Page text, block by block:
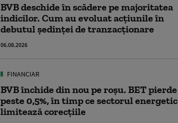
BVB deschide în scădere pe majoritatea
indicilor. Cum au evoluat acțiunile în
debutul ședinței de tranzacționare
06.08.2026
FINANCIAR
BVB închide din nou pe roșu. BET pierde
peste 0,5%, în timp ce sectorul energetic
limitează corecțiile